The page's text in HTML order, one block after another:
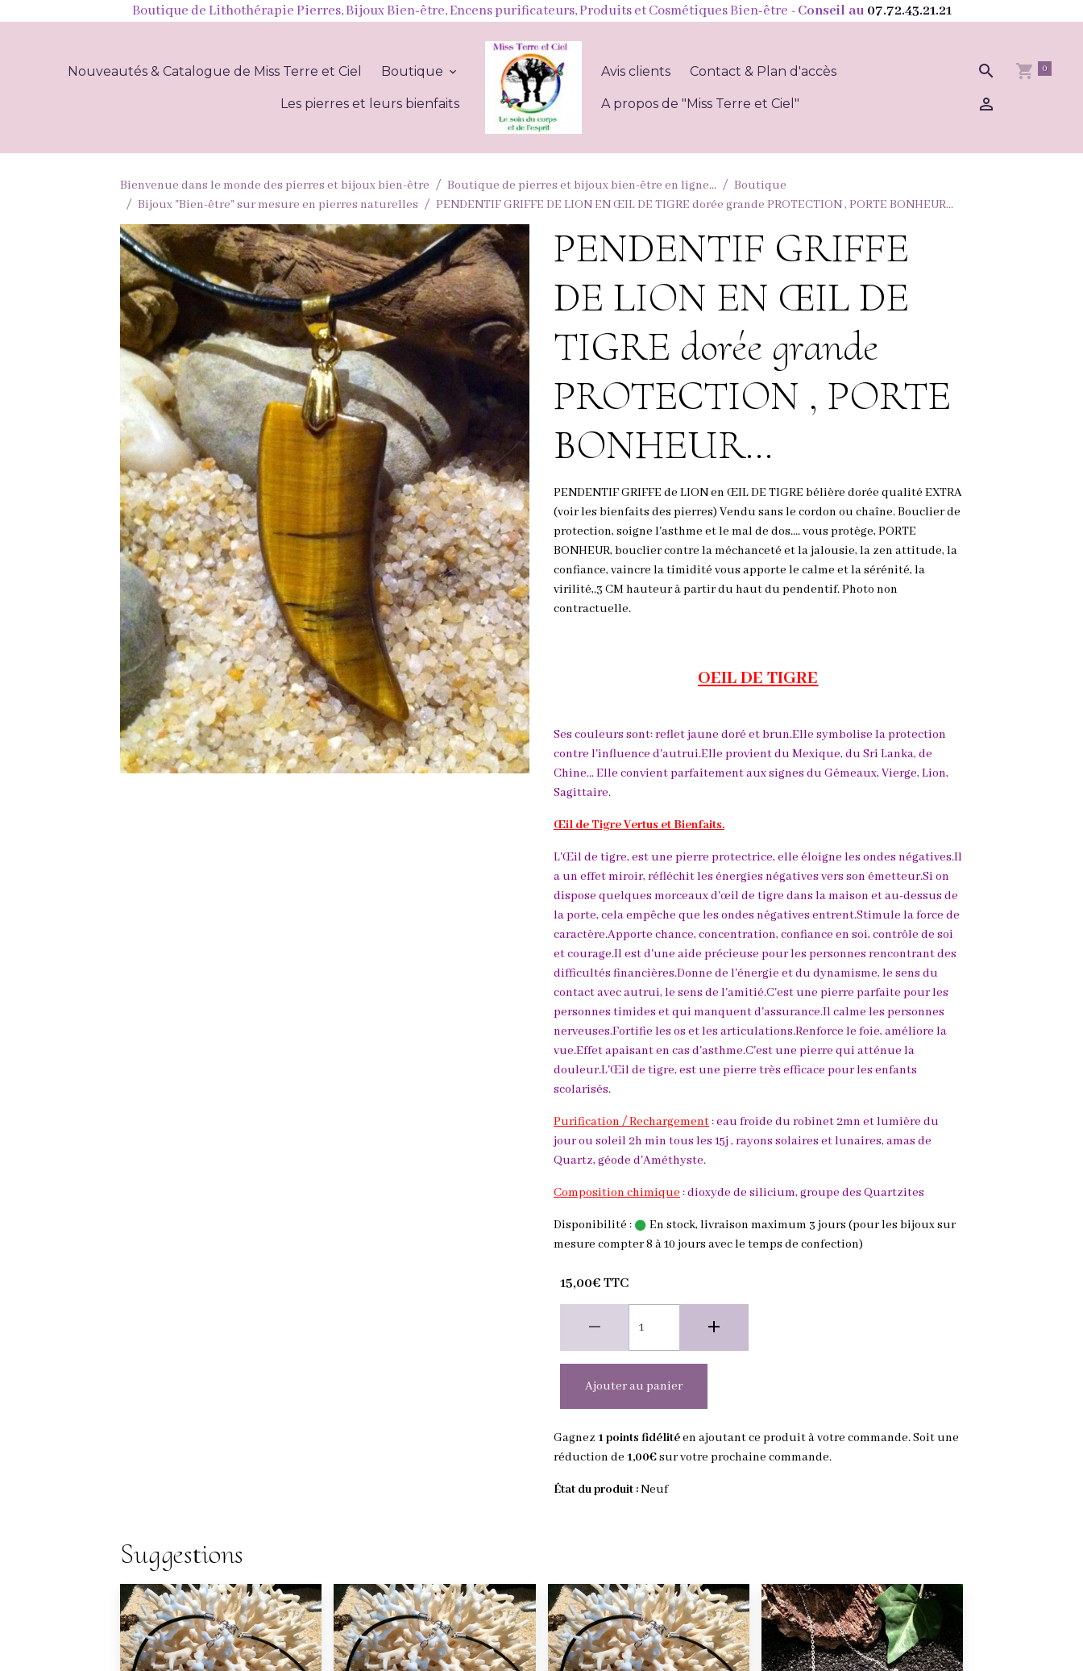
Boutique de Lithothérapie Pierres, Bijoux Bien-être, Encens purificateurs, Produits et Cosmétiques Bien-être - Conseil au 07.72.43.21.21
Nouveautés & Catalogue de Miss Terre et Ciel Boutique
Les pierres et leurs bienfaits
Avis clients Contact & Plan d'accès
A propos de "Miss Terre et Ciel"
0
Bienvenue dans le monde des pierres et bijoux bien-être Boutique de pierres et bijoux bien-être en ligne...
Boutique
Bijoux "Bien-être" sur mesure en pierres naturelles
PENDENTIF GRIFFE DE LION EN ŒIL DE TIGRE dorée grande PROTECTION , PORTE BONHEUR...
PENDENTIF GRIFFE
DE LION EN ŒIL DE
TIGRE dorée grande
PROTECTION , PORTE
BONHEUR...
PENDENTIF GRIFFE de LION en ŒIL DE TIGRE bélière dorée qualité EXTRA
(voir les bienfaits des pierres) Vendu sans le cordon ou chaîne. Bouclier de
protection, soigne l'asthme et le mal de dos.... vous protège, PORTE
BONHEUR, bouclier contre la méchanceté et la jalousie, la zen attitude, la
confiance, vaincre la timidité vous apporte le calme et la sérénité, la
virilité,.3 CM hauteur à partir du haut du pendentif. Photo non
contractuelle.
OEIL DE TIGRE
Ses couleurs sont: reflet jaune doré et brun.Elle symbolise la protection
contre l'influence d'autrui.Elle provient du Mexique, du Sri Lanka, de
Chine... Elle convient parfaitement aux signes du Gémeaux, Vierge, Lion,
Sagittaire.
Œil de Tigre Vertus et Bienfaits.
L'Œil de tigre, est une pierre protectrice, elle éloigne les ondes négatives.Il
a un effet miroir, réfléchit les énergies négatives vers son émetteur.Si on
dispose quelques morceaux d'œil de tigre dans la maison et au-dessus de
la porte, cela empêche que les ondes négatives entrent.Stimule la force de
caractère.Apporte chance, concentration, confiance en soi, contrôle de soi
et courage.Il est d'une aide précieuse pour les personnes rencontrant des
difficultés financières.Donne de l'énergie et du dynamisme, le sens du
contact avec autrui, le sens de l'amitié.C'est une pierre parfaite pour les
personnes timides et qui manquent d'assurance.Il calme les personnes
nerveuses.Fortifie les os et les articulations.Renforce le foie, améliore la
vue.Effet apaisant en cas d'asthme.C'est une pierre qui atténue la
douleur.L'Œil de tigre, est une pierre très efficace pour les enfants
scolarisés.
Purification / Rechargement : eau froide du robinet 2mn et lumière du
jour ou soleil 2h min tous les 15j , rayons solaires et lunaires, amas de
Quartz, géode d'Améthyste.
Composition chimique : dioxyde de silicium, groupe des Quartzites
Disponibilité :
En stock, livraison maximum 3 jours (pour les bijoux sur
mesure compter 8 à 10 jours avec le temps de confection)
15,00€ TTC
Ajouter au panier
Gagnez 1 points fidélitéen ajoutant ce produit à votre commande. Soit une
réduction de 1,00€sur votre prochaine commande.
État du produit :Neuf
Suggestions